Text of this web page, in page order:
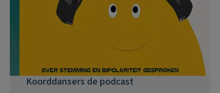
Koorddansers de podcast